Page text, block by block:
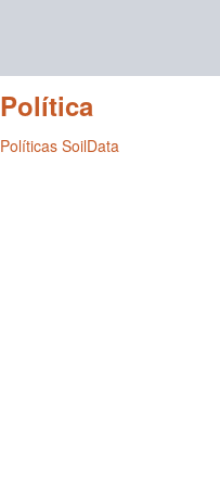
Política
Políticas SoilData